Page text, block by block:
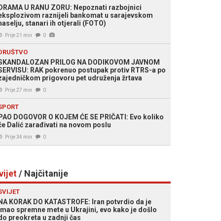
U RANU ZORU: Nepoznati razbojnici
raznijeli bankomat u sarajevskom
stanari ih otjerali (FOTO)
Prije 21 min 0
PRILOG NA DODIKOVOM JAVNOM
RAK pokrenuo postupak protiv RTRS-a po
prigovoru pet udruženja žrtava
Prije 27 min 0
DOGOVOR O KOJEM ĆE SE PRIČATI: Evo koliko
Dalić zarađivati na novom poslu
Prije 34 min 0
/ Najčitanije
KORAK DO KATASTROFE: Iran potvrdio da je
spremne mete u Ukrajini, evo kako je došlo
preokreta u zadnji čas